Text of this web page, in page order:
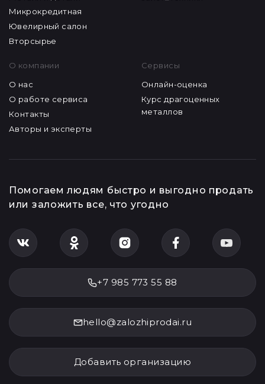
Микрокредитная
Ювелирный салон
Вторсырье
О компании
О нас
О работе сервиса
Контакты
Авторы и эксперты
Сервисы
Онлайн-оценка
Курс драгоценных
металлов
Помогаем людям быстро и выгодно продать
или заложить все, что угодно
+7 985 773 55 88
hello@zalozhiprodai.ru
Добавить организацию